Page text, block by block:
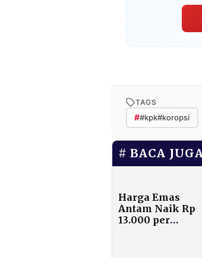
TAGS
##kpk#koropsi
BACA
Harga Emas
Antam Naik Rp
13.000 per